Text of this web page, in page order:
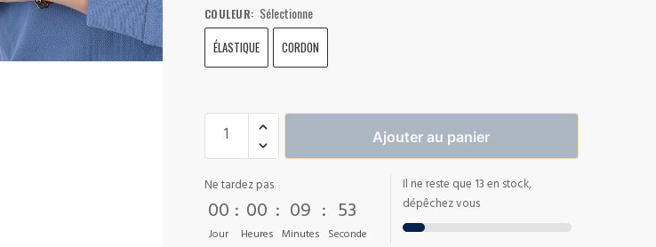
COULEUR: Sélectionne
ÉLASTIQUE CORDON
Ajouter au panier
Ne tardez pas
00
Jour
: 00
Heures
: 09
Minutes
: 53
Seconde
Il ne reste que 13 en stock,
dépêchez vous